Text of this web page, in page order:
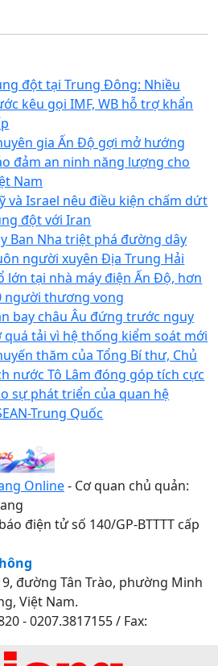
đột tại Trung Đông: Nhiều
kêu gọi IMF, WB hỗ trợ khẩn
gia Ấn Độ gợi mở hướng
đảm an ninh năng lượng cho
Nam
và Israel nêu điều kiện chấm dứt
đột với Iran
Ban Nha triệt phá đường dây
người xuyên Địa Trung Hải
lớn tại nhà máy điện Ấn Độ, hơn
người thương vong
bay châu Âu đứng trước nguy
quá tải vì hệ thống kiểm soát mới
thăm của Tổng Bí thư, Chủ
nước Tô Lâm đóng góp tích cực
sự phát triển của quan hệ
Trung Quốc
Online- Cơ quan chủ quản:
điện tử số 140/GP-BTTTT cấp
đường Tân Trào, phường Minh
Việt Nam.
- 0207.3817155 / Fax: